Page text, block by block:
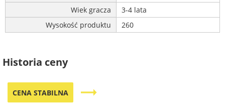
Wiek gracza
3-4 lata
Wysokość produktu
260
Historia ceny
CENA STABILNA trending_flat